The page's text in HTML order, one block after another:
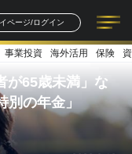
ページ/ログイン
記事一覧 連載一覧
著者一覧 書籍一覧
事業投資 海外活用 保険
が65歳未満」な
の年金」